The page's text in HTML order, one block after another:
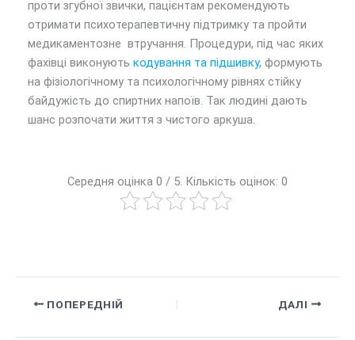
проти згубної звички, пацієнтам рекомендують
отримати психотерапевтичну підтримку та пройти
медикаментозне втручання. Процедури, під час яких
фахівці виконують кодування та підшивку, формують
на фізіологічному та психологічному рівнях стійку
байдужість до спиртних напоїв. Так людині дають
шанс розпочати життя з чистого аркуша.
Середня оцінка 0 / 5. Кількість оцінок: 0
ПОПЕРЕДНІЙ ДАЛІ